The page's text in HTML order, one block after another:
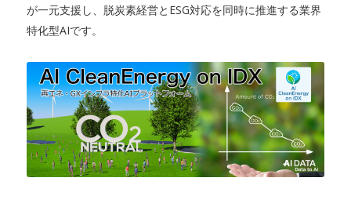
が一元支援し、脱炭素経営とESG対応を同時に推進する業界
特化型AIです。